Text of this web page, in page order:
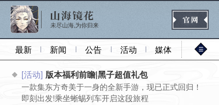
未尽山海,为你归来
最新 新闻 公告 活动 媒体
官网首页
[活动] 版本福利前瞻|黑子超值礼包
一款集东方奇美于一身的全新手游，现已正式回归！
即刻出发!乘坐蜥蜴列车开启这段旅程
...